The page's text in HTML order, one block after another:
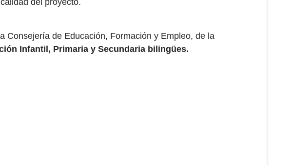
Consejería de Educación, Formación y Empleo, de la
Infantil, Primaria y Secundaria bilingües.